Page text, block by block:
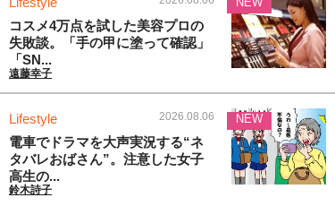
コスメ4万点を試した美容プロの
失敗談。「手の甲に塗って確認」
「SN...
遠藤幸子
Lifestyle 2026.08.06
電車でドラマを大声実況する“ネ
タバレおばさん”。注意した女子
高生の...
鈴木詩子
NEW